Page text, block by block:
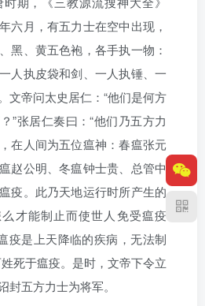
六月，有五力士在空中出现，
黑、黄五色袍，各手执一物：
人执皮袋和剑、一人执锤、一
文帝问太史居仁：“他们是何方
”张居仁奏曰：“他们乃五方力
在人间为五位瘟神：春瘟张元
赵公明、冬瘟钟士贵、总管中
疫。此乃天地运行时所产生的
才能制止而使世人免受瘟疫
疫是上天降临的疾病，无法制
死于瘟疫。是时，文帝下令立
封五方力士为将军。